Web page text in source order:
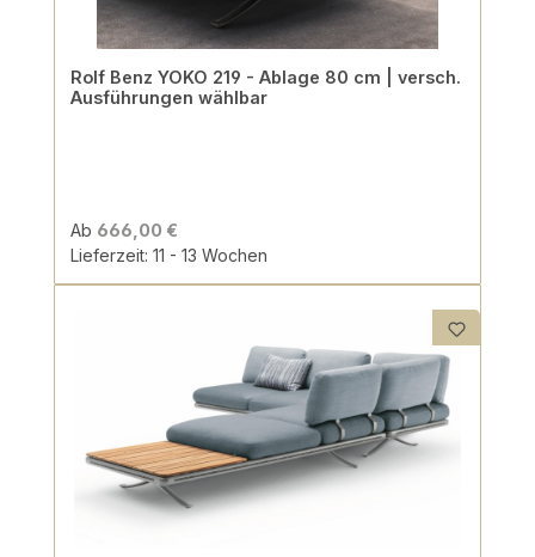
Rolf Benz YOKO 219 - Ablage 80 cm | versch.
Ausführungen wählbar
Ab 666,00 €
Lieferzeit: 11 - 13 Wochen